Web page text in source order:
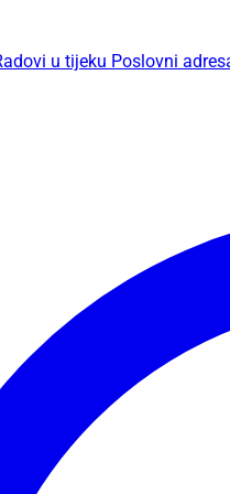
u tijeku Poslovni